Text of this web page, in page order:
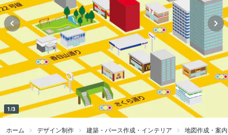
1/3
ホーム デザイン制作 建築・パース作成・インテリア 地図作成・案